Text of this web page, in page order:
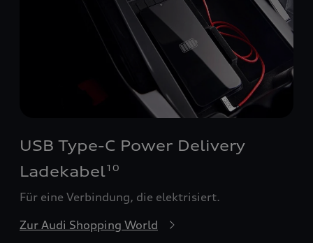
USB Type-C Power Delivery
Ladekabel10
Für eine Verbindung, die elektrisiert.
Zur Audi Shopping World